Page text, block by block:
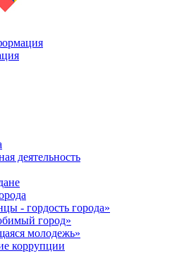
деятельность
- гордость города»
город»
молодежь»
коррупции